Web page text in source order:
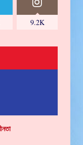
9.2K